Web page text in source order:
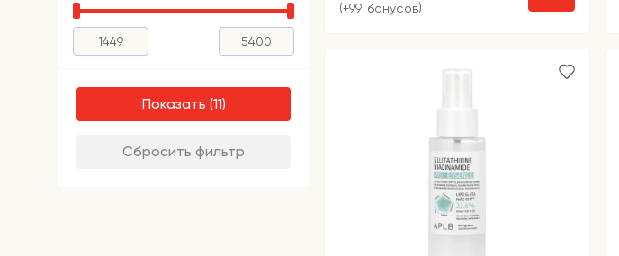
(+99 бонусов)
Показать
Сбросить фильтр